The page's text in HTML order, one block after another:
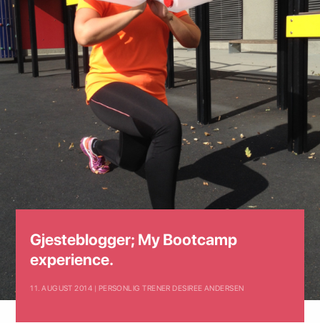
Gjesteblogger; My Bootcamp
experience.
11. AUGUST 2014 | PERSONLIG TRENER DESIREE ANDERSEN